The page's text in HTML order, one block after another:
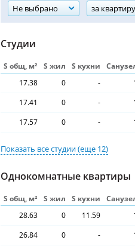
Не выбрано
за
Студии
S общ, м² S жил S кухни
17.38
0 -
17.41
0 -
17.57
0 -
Показать всестудии(еще 12)
Однокомнатные квартиры
S общ, м² S жил S кухни
28.63
0 11.59
26.84
0 -